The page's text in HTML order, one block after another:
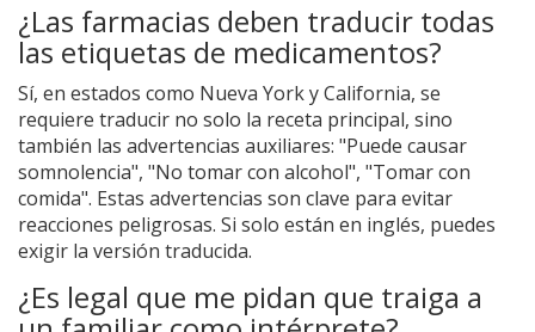
¿Las farmacias deben traducir todas
las etiquetas de medicamentos?
Sí, en estados como Nueva York y California, se
requiere traducir no solo la receta principal, sino
también las advertencias auxiliares: "Puede causar
somnolencia", "No tomar con alcohol", "Tomar con
comida". Estas advertencias son clave para evitar
reacciones peligrosas. Si solo están en inglés, puedes
exigir la versión traducida.
¿Es legal que me pidan que traiga a